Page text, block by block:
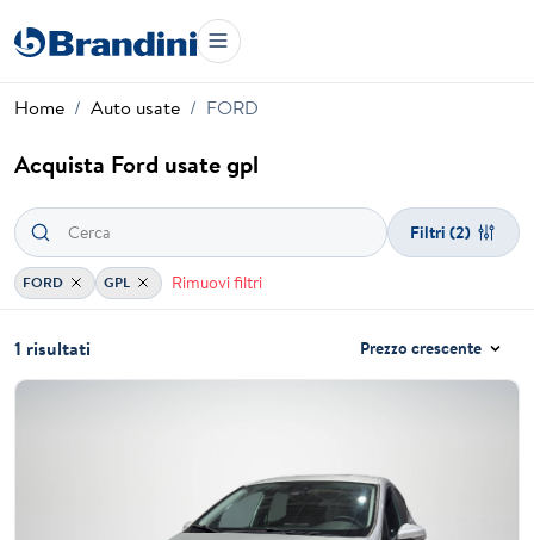
Home Auto usate FORD
Acquista Ford usate gpl
Filtri (2)
FORD GPL Rimuovi filtri
1 risultati Prezzo crescente